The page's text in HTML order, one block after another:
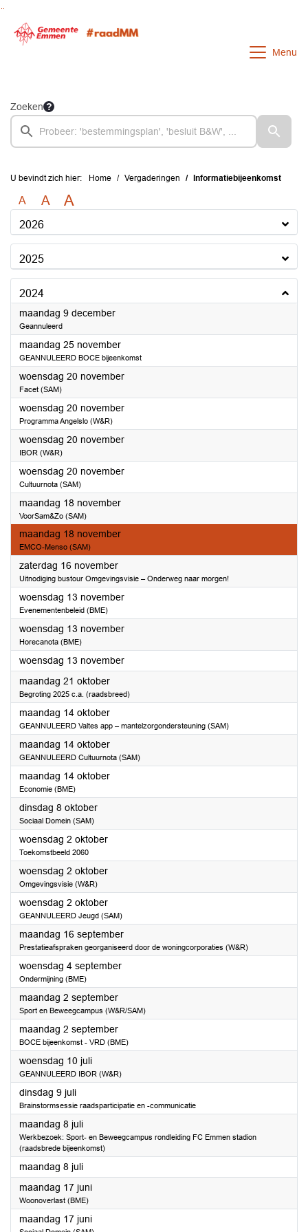
Menu
Zoeken
U bevindt zich hier: Home Vergaderingen Informatiebijeenkomst
A A A
2026
2025
2024
maandag 9 december2024
Geannuleerd
maandag 25 november2024
GEANNULEERD BOCE bijeenkomst
woensdag 20 november2024
Facet (SAM)
woensdag 20 november2024
Programma Angelslo (W&R)
woensdag 20 november2024
IBOR (W&R)
woensdag 20 november2024
Cultuurnota (SAM)
maandag 18 november2024
VoorSam&Zo (SAM)
maandag 18 november2024
EMCO-Menso (SAM)
zaterdag 16 november2024
Uitnodiging bustour Omgevingsvisie – Onderweg naar morgen!
woensdag 13 november2024
Evenementenbeleid (BME)
woensdag 13 november2024
Horecanota (BME)
woensdag 13 november2024
maandag 21 oktober2024
Begroting 2025 c.a. (raadsbreed)
maandag 14 oktober2024
GEANNULEERD Valtes app – mantelzorgondersteuning (SAM)
maandag 14 oktober2024
GEANNULEERD Cultuurnota (SAM)
maandag 14 oktober2024
Economie (BME)
dinsdag 8 oktober2024
Sociaal Domein (SAM)
woensdag 2 oktober2024
Toekomstbeeld 2060
woensdag 2 oktober2024
Omgevingsvisie (W&R)
woensdag 2 oktober2024
GEANNULEERD Jeugd (SAM)
maandag 16 september2024
Prestatieafspraken georganiseerd door de woningcorporaties (W&R)
woensdag 4 september2024
Ondermijning (BME)
maandag 2 september2024
Sport en Beweegcampus (W&R/SAM)
maandag 2 september2024
BOCE bijeenkomst - VRD (BME)
woensdag 10 juli2024
GEANNULEERD IBOR (W&R)
dinsdag 9 juli2024
Brainstormsessie raadsparticipatie en -communicatie
maandag 8 juli2024
Werkbezoek: Sport- en Beweegcampus rondleiding FC Emmen stadion
(raadsbrede bijeenkomst)
maandag 8 juli2024
maandag 17 juni2024
Woonoverlast (BME)
maandag 17 juni2024